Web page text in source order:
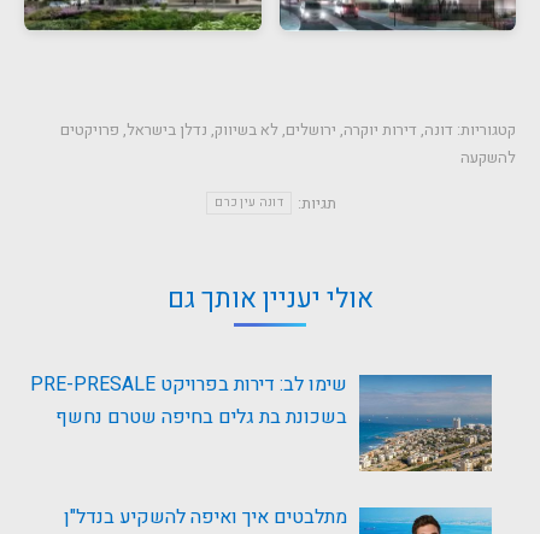
קטגוריות: דונה, דירות יוקרה, ירושלים, לא בשיווק, נדלן בישראל, פרויקטים
להשקעה
תגיות:
דונה עין כרם
אולי יעניין אותך גם
שימו לב: דירות בפרויקט PRE-PRESALE
בשכונת בת גלים בחיפה שטרם נחשף
מתלבטים איך ואיפה להשקיע בנדל"ן